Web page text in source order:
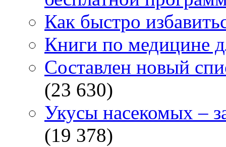
Как быстро
Книги по медицине
Составлен новый
(23 630)
Укусы насекомых –
(19 378)